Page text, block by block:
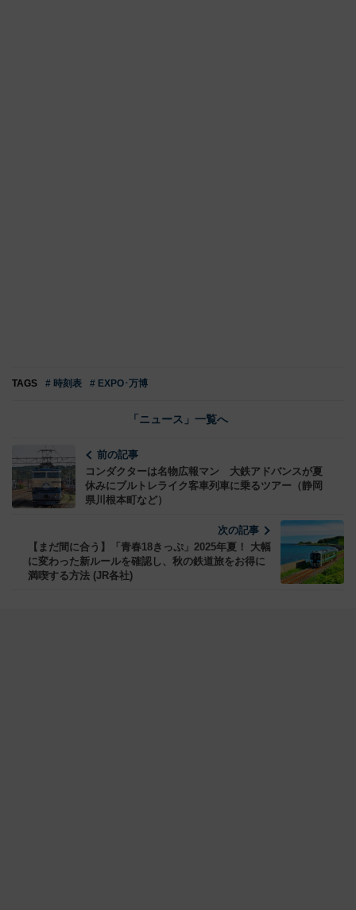
TAGS # 時刻表 # EXPO･万博
「ニュース」一覧へ
前の記事
コンダクターは名物広報マン 大鉄アドバンスが夏
休みにブルトレライク客車列車に乗るツアー（静岡
県川根本町など）
次の記事
【まだ間に合う】「青春18きっぷ」2025年夏！ 大幅
に変わった新ルールを確認し、秋の鉄道旅をお得に
満喫する方法 (JR各社)